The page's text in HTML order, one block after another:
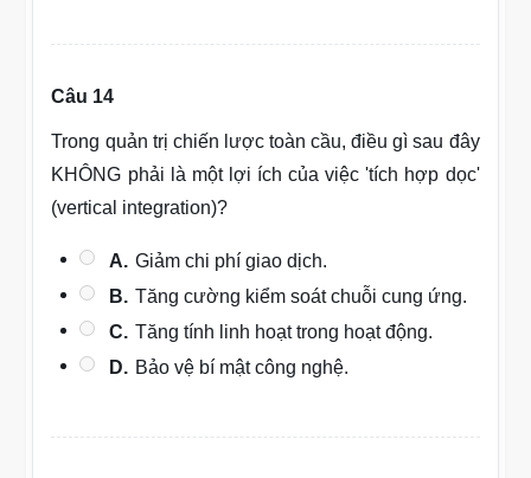
Câu 14
Trong quản trị chiến lược toàn cầu, điều gì sau đây
KHÔNG phải là một lợi ích của việc 'tích hợp dọc'
(vertical integration)?
A. Giảm chi phí giao dịch.
B. Tăng cường kiểm soát chuỗi cung ứng.
C. Tăng tính linh hoạt trong hoạt động.
D. Bảo vệ bí mật công nghệ.